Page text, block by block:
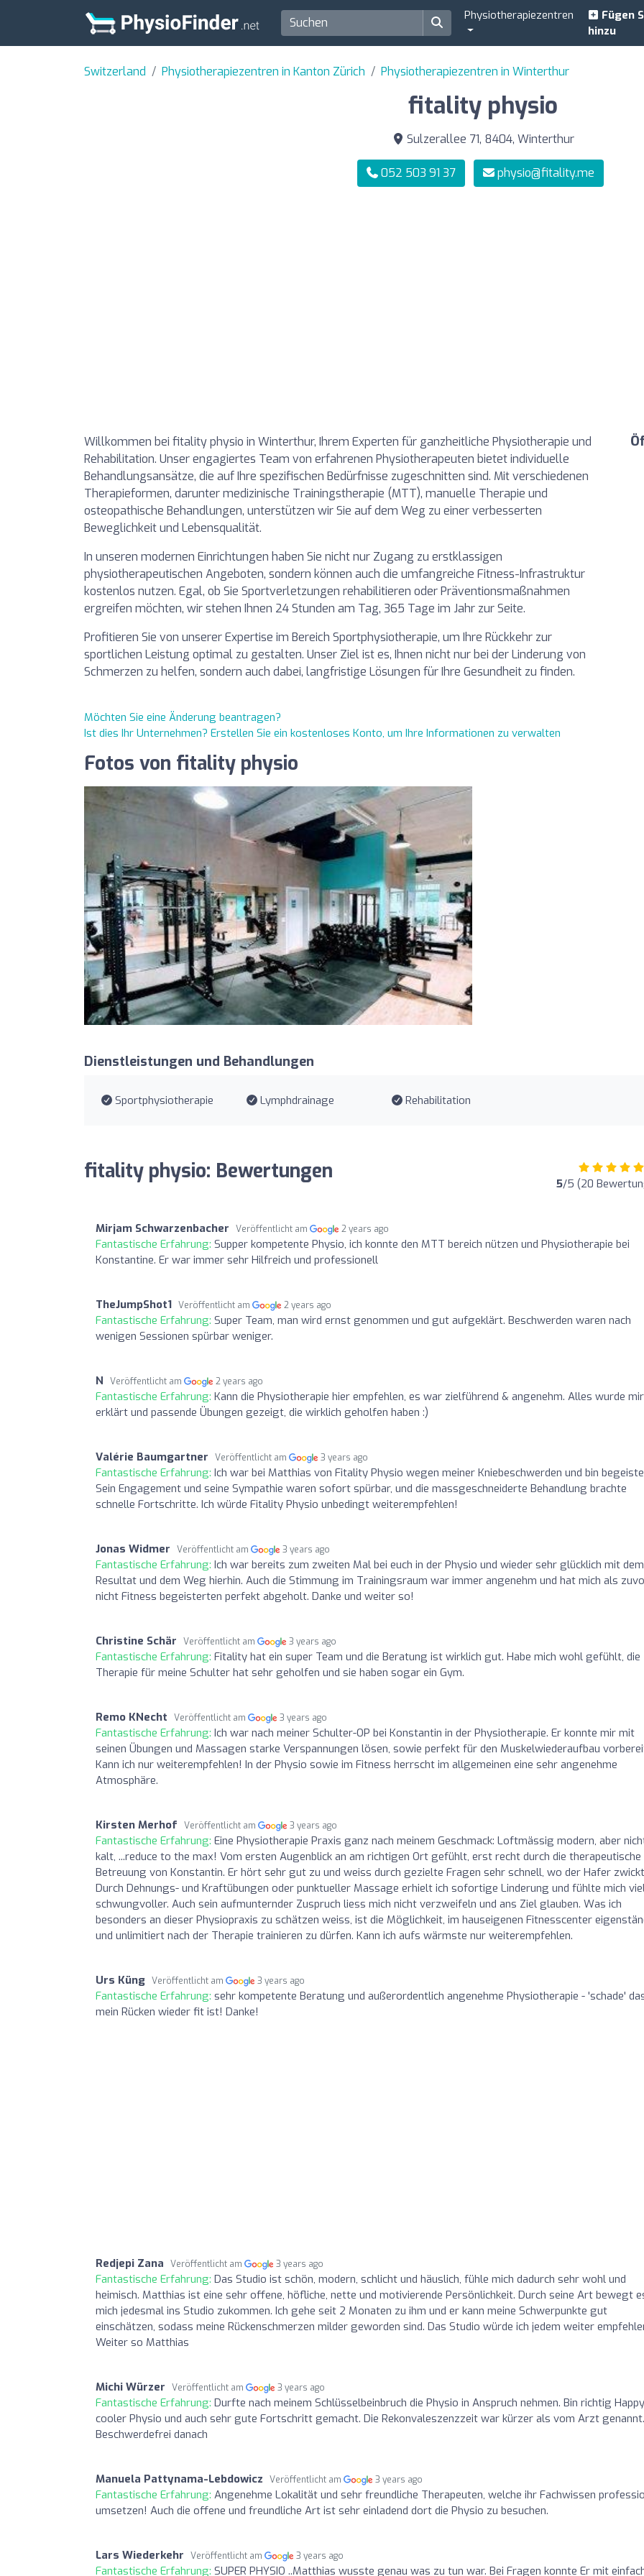
Physiotherapiezentren
Fügen
hinzu
Switzerland Physiotherapiezentren in Kanton Zürich Physiotherapiezentren in Winterthur
fitality physio
Sulzerallee 71, 8404, Winterthur
052 503 91 37 physio@fitality.me
Willkommen bei fitality physio in Winterthur, Ihrem Experten für ganzheitliche Physiotherapie und
Rehabilitation. Unser engagiertes Team von erfahrenen Physiotherapeuten bietet individuelle
Behandlungsansätze, die auf Ihre spezifischen Bedürfnisse zugeschnitten sind. Mit verschiedenen
Therapieformen, darunter medizinische Trainingstherapie (MTT), manuelle Therapie und
osteopathische Behandlungen, unterstützen wir Sie auf dem Weg zu einer verbesserten
Beweglichkeit und Lebensqualität.
In unseren modernen Einrichtungen haben Sie nicht nur Zugang zu erstklassigen
physiotherapeutischen Angeboten, sondern können auch die umfangreiche Fitness-Infrastruktur
kostenlos nutzen. Egal, ob Sie Sportverletzungen rehabilitieren oder Präventionsmaßnahmen
ergreifen möchten, wir stehen Ihnen 24 Stunden am Tag, 365 Tage im Jahr zur Seite.
Profitieren Sie von unserer Expertise im Bereich Sportphysiotherapie, um Ihre Rückkehr zur
sportlichen Leistung optimal zu gestalten. Unser Ziel ist es, Ihnen nicht nur bei der Linderung von
Schmerzen zu helfen, sondern auch dabei, langfristige Lösungen für Ihre Gesundheit zu finden.
Möchten Sie eine Änderung beantragen?
Ist dies Ihr Unternehmen? Erstellen Sie ein kostenloses Konto, um Ihre Informationen zu verwalten
Fotos von fitality physio
Dienstleistungen und Behandlungen
Sportphysiotherapie Lymphdrainage Rehabilitation
fitality physio: Bewertungen 5/5 (20
Mirjam Schwarzenbacher Veröffentlicht am 2 years ago
Fantastische Erfahrung: Supper kompetente Physio, ich konnte den MTT bereich nützen und Physiotherapie bei
Konstantine. Er war immer sehr Hilfreich und professionell
TheJumpShot1 Veröffentlicht am 2 years ago
Fantastische Erfahrung: Super Team, man wird ernst genommen und gut aufgeklärt. Beschwerden waren nach
wenigen Sessionen spürbar weniger.
N Veröffentlicht am 2 years ago
Fantastische Erfahrung: Kann die Physiotherapie hier empfehlen, es war zielführend & angenehm. Alles wurde
erklärt und passende Übungen gezeigt, die wirklich geholfen haben :)
Valérie Baumgartner Veröffentlicht am 3 years ago
Fantastische Erfahrung: Ich war bei Matthias von Fitality Physio wegen meiner Kniebeschwerden und bin
Sein Engagement und seine Sympathie waren sofort spürbar, und die massgeschneiderte Behandlung brachte
schnelle Fortschritte. Ich würde Fitality Physio unbedingt weiterempfehlen!
Jonas Widmer Veröffentlicht am 3 years ago
Fantastische Erfahrung: Ich war bereits zum zweiten Mal bei euch in der Physio und wieder sehr glücklich mit dem
Resultat und dem Weg hierhin. Auch die Stimmung im Trainingsraum war immer angenehm und hat mich als
nicht Fitness begeisterten perfekt abgeholt. Danke und weiter so!
Christine Schär Veröffentlicht am 3 years ago
Fantastische Erfahrung: Fitality hat ein super Team und die Beratung ist wirklich gut. Habe mich wohl gefühlt, die
Therapie für meine Schulter hat sehr geholfen und sie haben sogar ein Gym.
Remo KNecht Veröffentlicht am 3 years ago
Fantastische Erfahrung: Ich war nach meiner Schulter-OP bei Konstantin in der Physiotherapie. Er konnte mir mit
seinen Übungen und Massagen starke Verspannungen lösen, sowie perfekt für den Muskelwiederaufbau
Kann ich nur weiterempfehlen! In der Physio sowie im Fitness herrscht im allgemeinen eine sehr angenehme
Atmosphäre.
Kirsten Merhof Veröffentlicht am 3 years ago
Fantastische Erfahrung: Eine Physiotherapie Praxis ganz nach meinem Geschmack: Loftmässig modern, aber
kalt, ...reduce to the max! Vom ersten Augenblick an am richtigen Ort gefühlt, erst recht durch die therapeutische
Betreuung von Konstantin. Er hört sehr gut zu und weiss durch gezielte Fragen sehr schnell, wo der Hafer
Durch Dehnungs- und Kraftübungen oder punktueller Massage erhielt ich sofortige Linderung und fühlte mich
schwungvoller. Auch sein aufmunternder Zuspruch liess mich nicht verzweifeln und ans Ziel glauben. Was ich
besonders an dieser Physiopraxis zu schätzen weiss, ist die Möglichkeit, im hauseigenen Fitnesscenter
und unlimitiert nach der Therapie trainieren zu dürfen. Kann ich aufs wärmste nur weiterempfehlen.
Urs Küng Veröffentlicht am 3 years ago
Fantastische Erfahrung: sehr kompetente Beratung und außerordentlich angenehme Physiotherapie - 'schade'
mein Rücken wieder fit ist! Danke!
Redjepi Zana Veröffentlicht am 3 years ago
Fantastische Erfahrung: Das Studio ist schön, modern, schlicht und häuslich, fühle mich dadurch sehr wohl und
heimisch. Matthias ist eine sehr offene, höfliche, nette und motivierende Persönlichkeit. Durch seine Art bewegt
mich jedesmal ins Studio zukommen. Ich gehe seit 2 Monaten zu ihm und er kann meine Schwerpunkte gut
einschätzen, sodass meine Rückenschmerzen milder geworden sind. Das Studio würde ich jedem weiter
Weiter so Matthias
Michi Würzer Veröffentlicht am 3 years ago
Fantastische Erfahrung: Durfte nach meinem Schlüsselbeinbruch die Physio in Anspruch nehmen. Bin richtig
cooler Physio und auch sehr gute Fortschritt gemacht. Die Rekonvaleszenzzeit war kürzer als vom Arzt genannt.
Beschwerdefrei danach
Manuela Pattynama-Lebdowicz Veröffentlicht am 3 years ago
Fantastische Erfahrung: Angenehme Lokalität und sehr freundliche Therapeuten, welche ihr Fachwissen
umsetzen! Auch die offene und freundliche Art ist sehr einladend dort die Physio zu besuchen.
Lars Wiederkehr Veröffentlicht am 3 years ago
Fantastische Erfahrung: SUPER PHYSIO ..Matthias wusste genau was zu tun war. Bei Fragen konnte Er mit